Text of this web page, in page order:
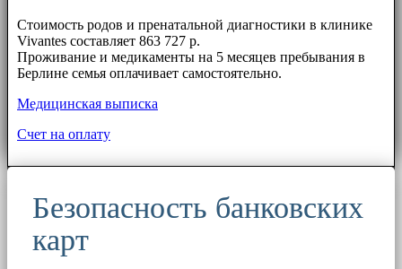
Стоимость родов и пренатальной диагностики в клинике
Vivantes составляет 863 727 р.
Проживание и медикаменты на 5 месяцев пребывания в
Берлине семья оплачивает самостоятельно.
Медицинская выписка
Счет на оплату
Безопасность банковских
карт